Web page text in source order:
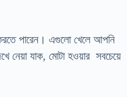
পারেন। এগুলো খেলে আপনি
নেয়া যাক, মোটা হওয়ার সবচেয়ে